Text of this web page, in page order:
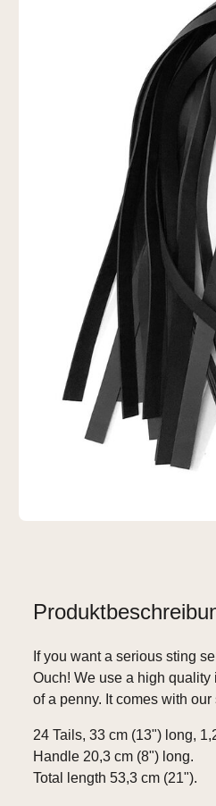
If you want a serious sting
Ouch! We use a high
of a penny. It comes with
24 Tails, 33 cm (13") long,
Handle 20,3 cm (8") long.
Total length 53,3 cm (21").